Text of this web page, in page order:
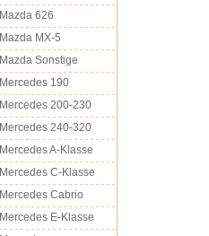
Mazda 626
Mazda MX-5
Mazda Sonstige
Mercedes 190
Mercedes 200-230
Mercedes 240-320
Mercedes A-Klasse
Mercedes C-Klasse
Mercedes Cabrio
Mercedes E-Klasse